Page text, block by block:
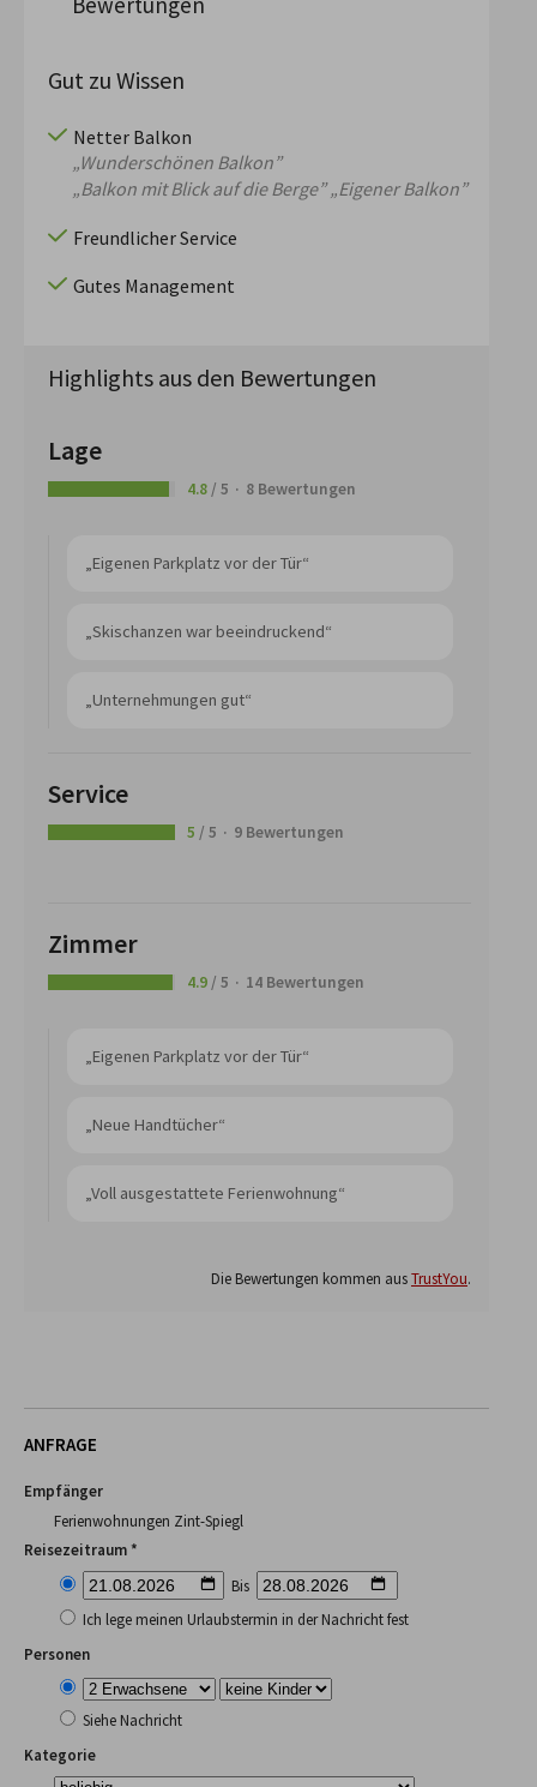
Gut zu Wissen
Netter Balkon
„Wunderschönen Balkon”
„Balkon mit Blick auf die Berge” „Eigener Balkon”
Freundlicher Service
Gutes Management
Highlights aus den Bewertungen
Lage
4.8/ 5 8 Bewertungen
„Eigenen Parkplatz vor der Tür“
„Skischanzen war beeindruckend“
„Unternehmungen gut“
Service
5 / 5 9 Bewertungen
Zimmer
4.9/ 5 14 Bewertungen
„Eigenen Parkplatz vor der Tür“
„Neue Handtücher“
„Voll ausgestattete Ferienwohnung“
Die Bewertungen kommen ausTrustYou.
ANFRAGE
Empfänger
Ferienwohnungen Zint-Spiegl
Reisezeitraum *
Bis
Ich lege meinen Urlaubstermin in der Nachricht fest
Personen
Siehe Nachricht
Kategorie